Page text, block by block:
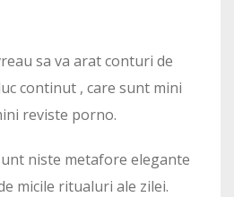
sa va arat conturi de
continut , care sunt mini
reviste porno.
niste metafore elegante
micile ritualuri ale zilei.